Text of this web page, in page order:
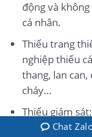
động và
cá nhân.
Thiếu trang
nghiệp thiếu
thang, lan
cháy…
Thiếu giám
đội ngũ giám
Chat